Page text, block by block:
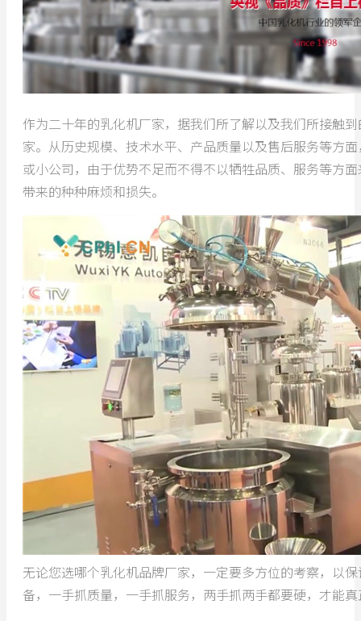
作为二十年的乳化机厂家，据我们所了解以及我们所接触
家。从历史规模、技术水平、产品质量以及售后服务等方
或小公司，由于优势不足而不得不以牺牲品质、服务等方
带来的种种麻烦和损失。
无论您选哪个乳化机品牌厂家，一定要多方位的考察，以
备，一手抓质量，一手抓服务，两手抓两手都要硬，才能